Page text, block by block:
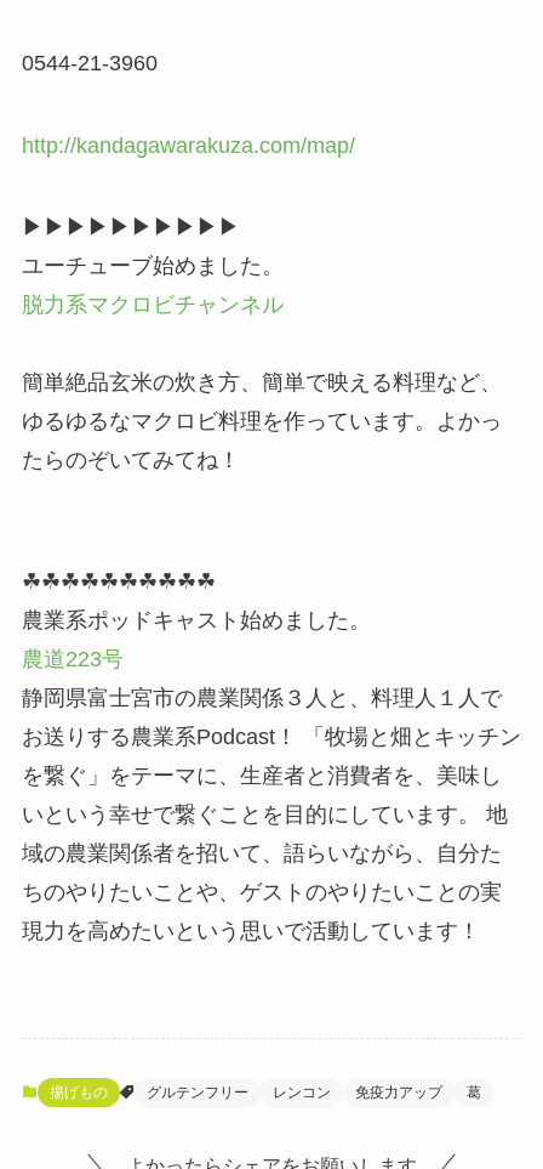
0544-21-3960
http://kandagawarakuza.com/map/
▶▶︎▶︎▶▶︎▶︎▶▶︎▶︎▶
ユーチューブ始めました。
脱力系マクロビチャンネル
簡単絶品玄米の炊き方、簡単で映える料理など、
ゆるゆるなマクロビ料理を作っています。よかっ
たらのぞいてみてね！
☘☘☘☘☘☘☘☘☘☘
農業系ポッドキャスト始めました。
農道223号
静岡県富士宮市の農業関係３人と、料理人１人で
お送りする農業系Podcast！ 「牧場と畑とキッチン
を繋ぐ」をテーマに、生産者と消費者を、美味し
いという幸せで繋ぐことを目的にしています。 地
域の農業関係者を招いて、語らいながら、自分た
ちのやりたいことや、ゲストのやりたいことの実
現力を高めたいという思いで活動しています！
揚げもの グルテンフリー レンコン 免疫力アップ 葛